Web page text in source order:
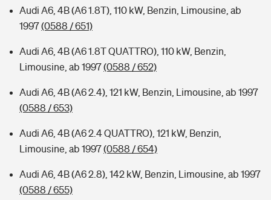
Audi A6, 4B (A6 1.8T), 110 kW, Benzin, Limousine, ab
1997(0588 / 651)
Audi A6, 4B (A6 1.8T QUATTRO), 110 kW, Benzin,
Limousine, ab 1997(0588 / 652)
Audi A6, 4B (A6 2.4), 121 kW, Benzin, Limousine, ab 1997
(0588 / 653)
Audi A6, 4B (A6 2.4 QUATTRO), 121 kW, Benzin,
Limousine, ab 1997(0588 / 654)
Audi A6, 4B (A6 2.8), 142 kW, Benzin, Limousine, ab 1997
(0588 / 655)